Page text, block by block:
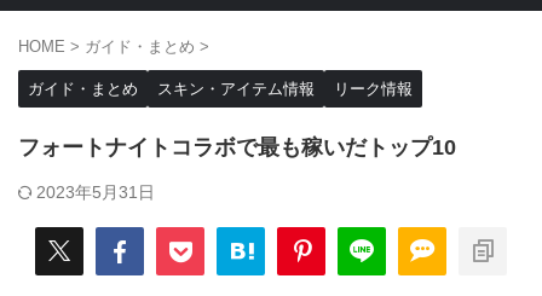
HOME > ガイド・まとめ >
ガイド・まとめ スキン・アイテム情報 リーク情報
フォートナイトコラボで最も稼いだトップ10
2023年5月31日